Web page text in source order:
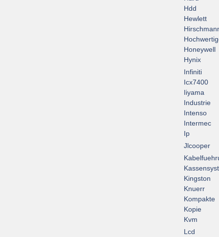
Hdd
Hewlett
Honeywell
Hynix
Infiniti
Icx7400
Iiyama
Industrie
Intenso
Intermec
Ip
Jlcooper
Kingston
Knuerr
Kompakte
Kopie
Kvm
Lcd